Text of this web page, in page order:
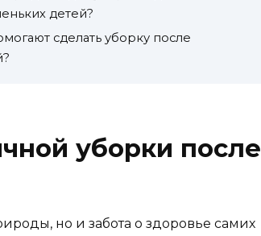
детей?
сделать уборку после
уборки после
но и забота о здоровье самих